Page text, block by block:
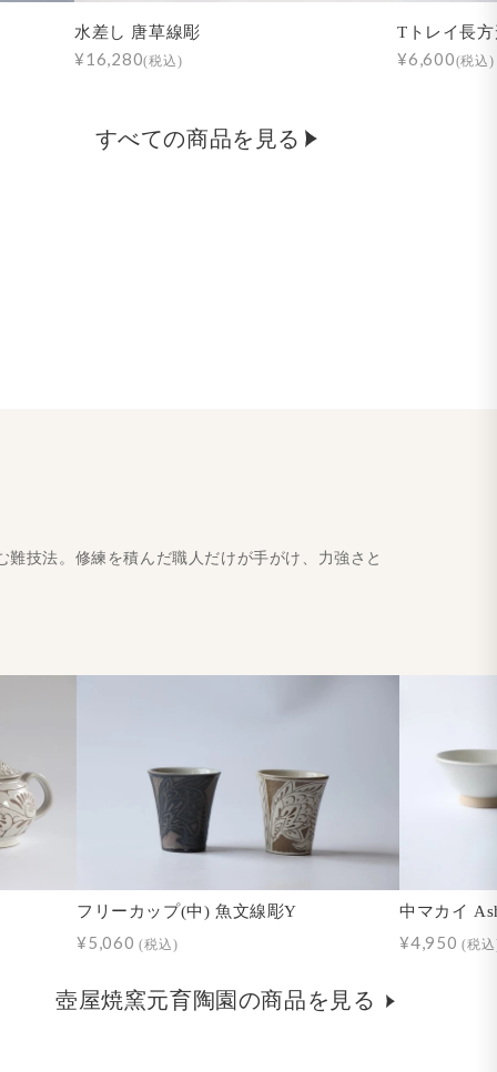
水差し 唐草線彫
¥16,280(税込)
Tトレイ長
¥6,600(税込)
すべての商品を見る
技法。修練を積んだ職人だけが手がけ、力強さと
フリーカップ(中) 魚文線彫Y
¥5,060(税込)
中マカイ
¥4,950(税
壺屋焼窯元育陶園の商品を見る